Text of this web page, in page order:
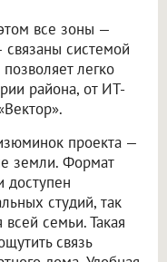
все зоны —
связаны системой
легко
района, от ИТ-
проекта —
земли. Формат
доступен
студий, так
семьи. Такая
связь